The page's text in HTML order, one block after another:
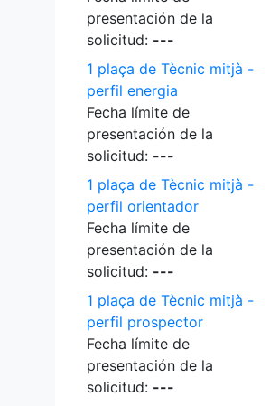
presentación de la
solicitud: ---
1 plaça de Tècnic mitjà -
perfil energia
Fecha límite de
presentación de la
solicitud: ---
1 plaça de Tècnic mitjà -
perfil orientador
Fecha límite de
presentación de la
solicitud: ---
1 plaça de Tècnic mitjà -
perfil prospector
Fecha límite de
presentación de la
solicitud: ---